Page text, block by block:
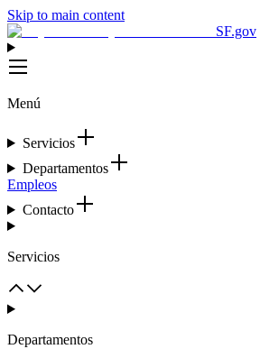
Skip to main content
SF.gov
Menú
Servicios
Departamentos
Empleos
Contacto
Servicios
Departamentos